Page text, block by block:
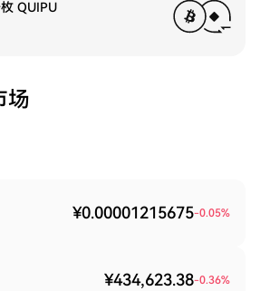
QUIPU
场
¥0.00001215675-0.05%
¥434,623.38-0.36%